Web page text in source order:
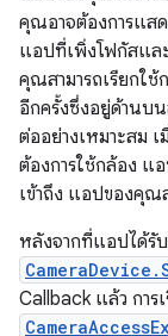
คุณอาจต้องการแส
แอปที่เพิ่งโฟกัสแล
คุณสามารถเรียกใ
อีกครั้งซึ่งอยู่ด้านบ
ต่ออย่างเหมาะสม
ต้องการใช้กล้อง แ
เข้าถึง แอปของคุณ
หลังจากที่แอปได้รับ
Callback แล้ว การ